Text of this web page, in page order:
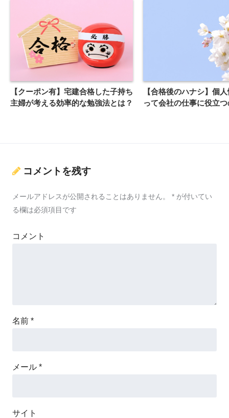
【クーポン有】宅建合格した子持ち
主婦が考える効率的な勉強法とは？
【合格後のハナシ】個
って会社の仕事に役立
コメントを残す
メールアドレスが公開されることはありません。 * が付いてい
る欄は必須項目です
コメント
名前 *
メール *
サイト